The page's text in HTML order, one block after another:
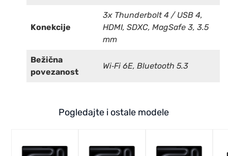
Konekcije
3x Thunderbolt 4 / USB 4,
HDMI, SDXC, MagSafe 3, 3.5
mm
Bežična
povezanost
Wi‑Fi 6E, Bluetooth 5.3
Pogledajte i ostale modele